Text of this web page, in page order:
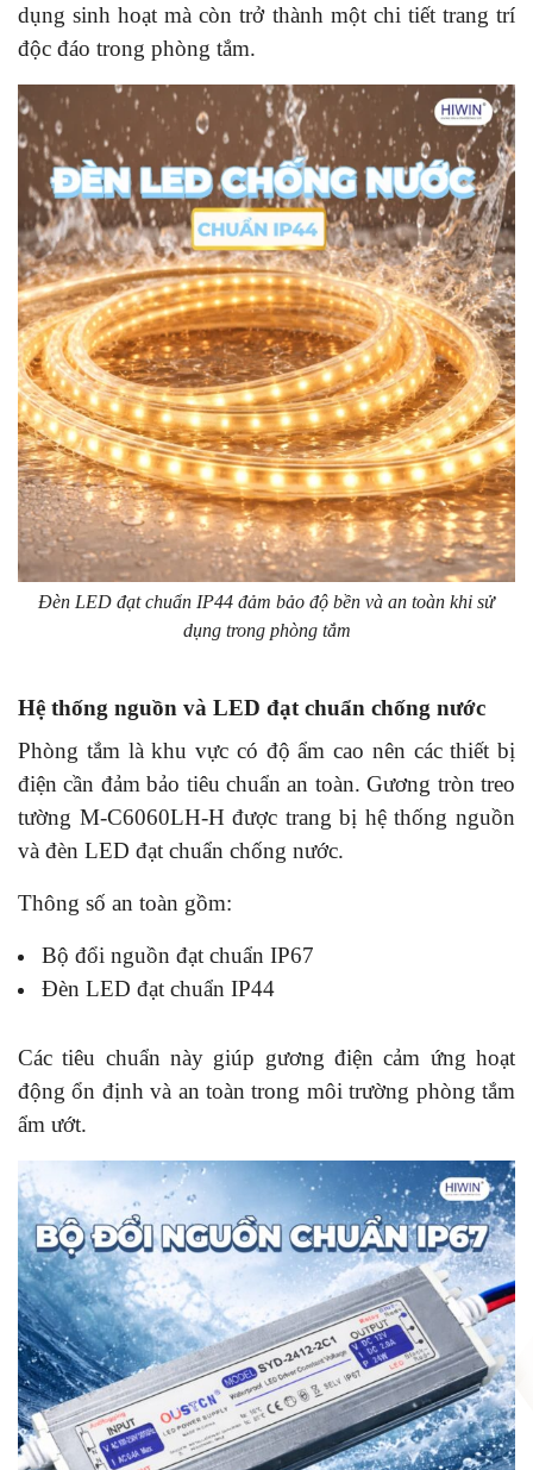
dụng sinh hoạt mà còn trở thành một chi tiết trang trí
độc đáo trong phòng tắm.
Đèn LED đạt chuẩn IP44 đảm bảo độ bền và an toàn khi sử
dụng trong phòng tắm
Hệ thống nguồn và LED đạt chuẩn chống nước
Phòng tắm là khu vực có độ ẩm cao nên các thiết bị
điện cần đảm bảo tiêu chuẩn an toàn. Gương tròn treo
tường M-C6060LH-H được trang bị hệ thống nguồn
và đèn LED đạt chuẩn chống nước.
Thông số an toàn gồm:
Bộ đổi nguồn đạt chuẩn IP67
Đèn LED đạt chuẩn IP44
Các tiêu chuẩn này giúp gương điện cảm ứng hoạt
động ổn định và an toàn trong môi trường phòng tắm
ẩm ướt.